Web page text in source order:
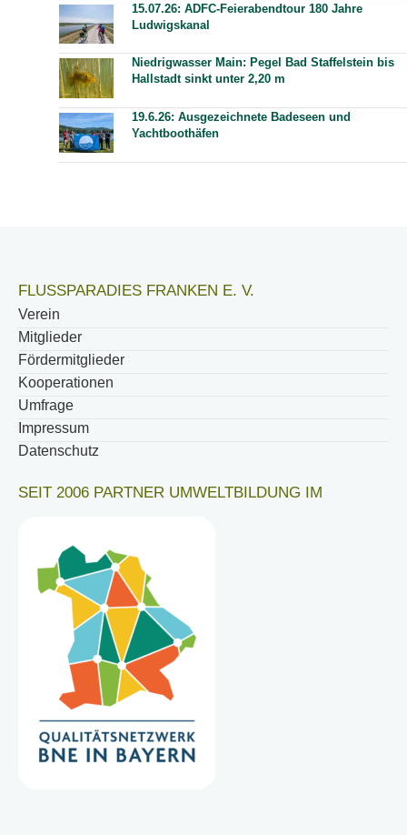
15.07.26: ADFC-Feierabendtour 180 Jahre
Ludwigskanal
Niedrigwasser Main: Pegel Bad Staffelstein bis
Hallstadt sinkt unter 2,20 m
19.6.26: Ausgezeichnete Badeseen und
Yachtboothäfen
FLUSSPARADIES FRANKEN E. V.
Verein
Mitglieder
Fördermitglieder
Kooperationen
Umfrage
Impressum
Datenschutz
SEIT 2006 PARTNER UMWELTBILDUNG IM